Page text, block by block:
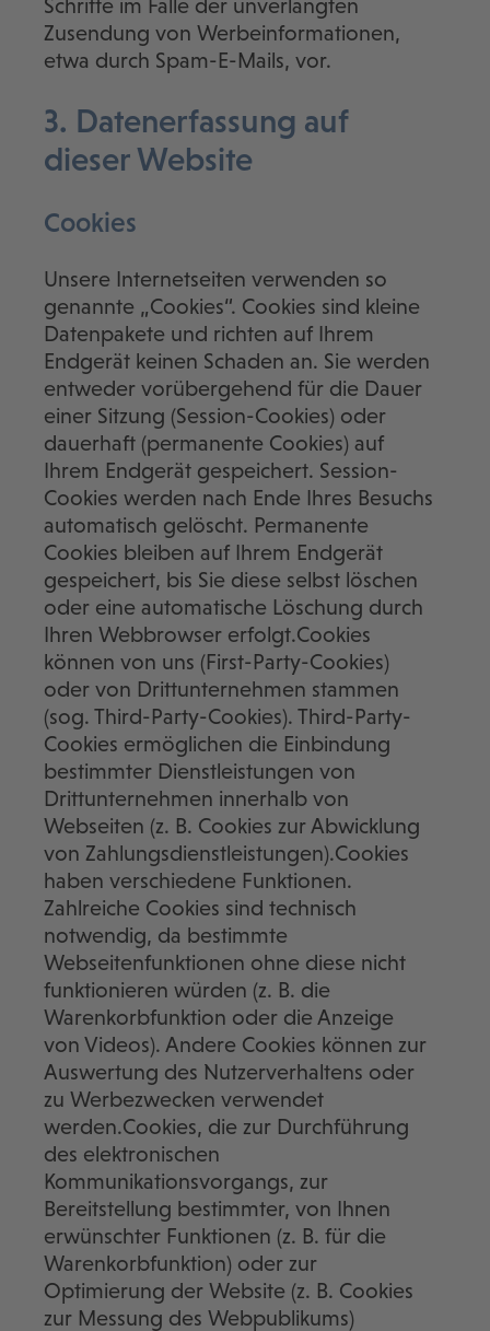
Schritte im Falle der unverlangten
Zusendung von Werbeinformationen,
etwa durch Spam-E-Mails, vor.
3. Datenerfassung auf
dieser Website
Cookies
Unsere Internetseiten verwenden so
genannte „Cookies“. Cookies sind kleine
Datenpakete und richten auf Ihrem
Endgerät keinen Schaden an. Sie werden
entweder vorübergehend für die Dauer
einer Sitzung (Session-Cookies) oder
dauerhaft (permanente Cookies) auf
Ihrem Endgerät gespeichert. Session-
Cookies werden nach Ende Ihres Besuchs
automatisch gelöscht. Permanente
Cookies bleiben auf Ihrem Endgerät
gespeichert, bis Sie diese selbst löschen
oder eine automatische Löschung durch
Ihren Webbrowser erfolgt.Cookies
können von uns (First-Party-Cookies)
oder von Drittunternehmen stammen
(sog. Third-Party-Cookies). Third-Party-
Cookies ermöglichen die Einbindung
bestimmter Dienstleistungen von
Drittunternehmen innerhalb von
Webseiten (z. B. Cookies zur Abwicklung
von Zahlungsdienstleistungen).Cookies
haben verschiedene Funktionen.
Zahlreiche Cookies sind technisch
notwendig, da bestimmte
Webseitenfunktionen ohne diese nicht
funktionieren würden (z. B. die
Warenkorbfunktion oder die Anzeige
von Videos). Andere Cookies können zur
Auswertung des Nutzerverhaltens oder
zu Werbezwecken verwendet
werden.Cookies, die zur Durchführung
des elektronischen
Kommunikationsvorgangs, zur
Bereitstellung bestimmter, von Ihnen
erwünschter Funktionen (z. B. für die
Warenkorbfunktion) oder zur
Optimierung der Website (z. B. Cookies
zur Messung des Webpublikums)